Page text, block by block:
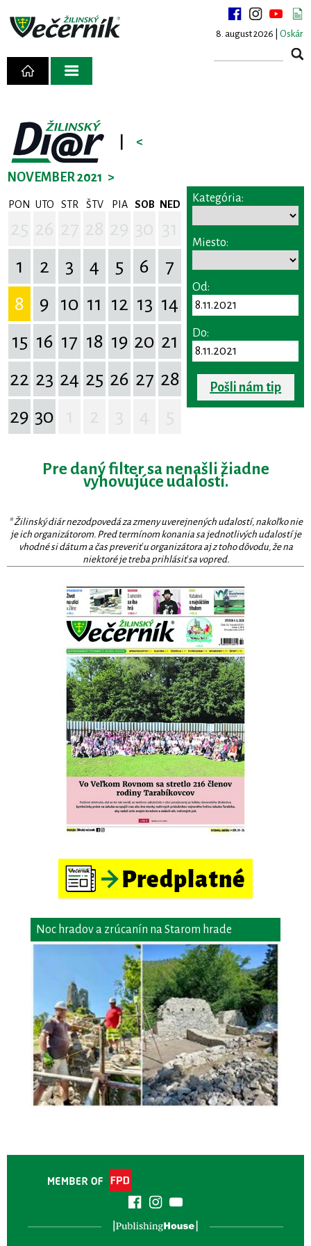
8. august 2026 | Oskár
<
NOVEMBER 2021 >
PON UTO STR ŠTV PIA SOB NED
1
2 3 4 5 6
7
8
9 10 11 12 13 14
15 16 17 18 19 20 21
22 23 24 25 26 27 28
29 30
Kategória:
Miesto:
Od:
Do:
Pošli nám tip
Pre daný filter sa nenašli žiadne
vyhovujúce udalosti.
* Žilinský diár nezodpovedá za zmeny uverejnených udalostí, nakoľko nie
je ich organizátorom. Pred termínom konania sa jednotlivých udalostí je
vhodné si dátum a čas preveriť u organizátora aj z toho dôvodu, že na
niektoré je treba prihlásiť sa vopred.
Noc hradov a zrúcanín na Starom hrade